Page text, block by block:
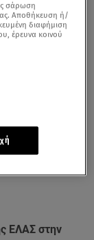
ΕΛΑΣ στην
σάρωση
Αποθήκευση ή/
διαφήμιση
έρευνα κοινού